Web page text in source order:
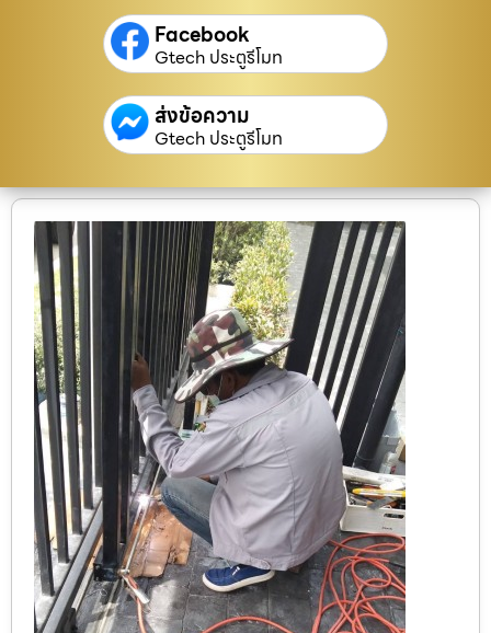
Facebook
Gtech ประตูรีโมท
ส่งข้อความ
Gtech ประตูรีโมท